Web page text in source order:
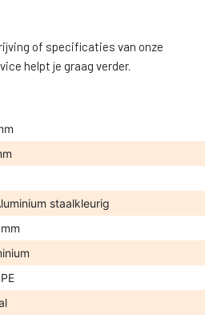
of specificaties van onze
helpt je graag verder.
staalkleurig